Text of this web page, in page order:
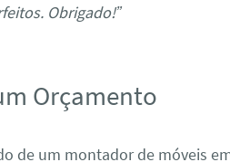
Obrigado!”
Orçamento
de um montador de móveis